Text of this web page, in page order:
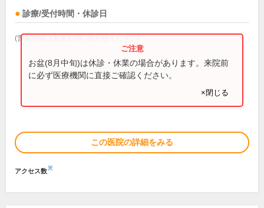
診療/受付時間・休診日
(営業時間は直接お問い合わせください)
お盆(8月中旬)は休診・休業の場合があります。来院前
に必ず医療機関に直接ご確認ください。
×閉じる
この医院の詳細をみる
アクセス数※